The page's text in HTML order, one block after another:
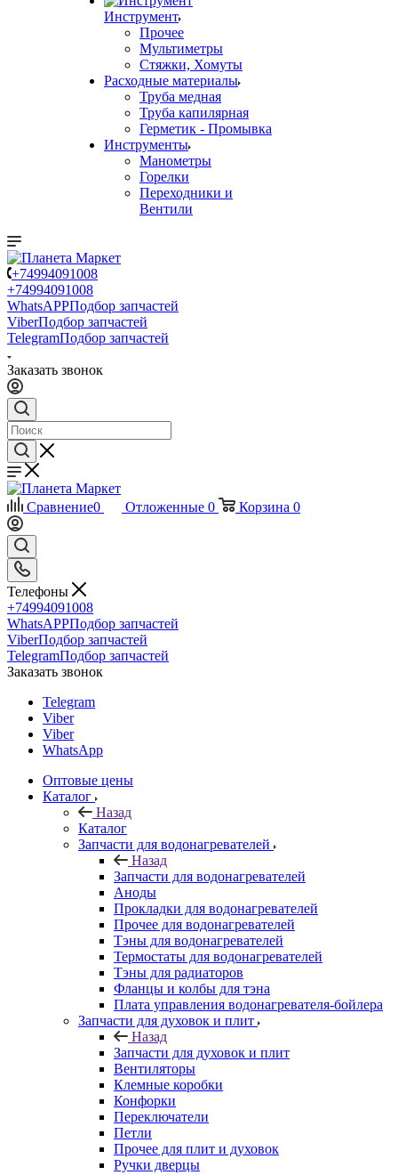
Инструмент
Прочее
Мультиметры
Стяжки, Хомуты
Расходные материалы
Труба медная
Труба капилярная
Герметик - Промывка
Инструменты
Манометры
Горелки
Переходники и
Вентили
+74994091008
+74994091008
WhatsAPPПодбор запчастей
ViberПодбор запчастей
TelegramПодбор запчастей
Заказать звонок
Сравнение0 Отложенные 0 Корзина 0
Телефоны
+74994091008
WhatsAPPПодбор запчастей
ViberПодбор запчастей
TelegramПодбор запчастей
Заказать звонок
Telegram
Viber
Viber
WhatsApp
Оптовые цены
Каталог
Назад
Каталог
Запчасти для водонагревателей
Назад
Запчасти для водонагревателей
Аноды
Прокладки для водонагревателей
Прочее для водонагревателей
Тэны для водонагревателей
Термостаты для водонагревателей
Тэны для радиаторов
Фланцы и колбы для тэна
Плата управления водонагревателя-бойлера
Запчасти для духовок и плит
Назад
Запчасти для духовок и плит
Вентиляторы
Клемные коробки
Конфорки
Переключатели
Петли
Прочее для плит и духовок
Ручки дверцы